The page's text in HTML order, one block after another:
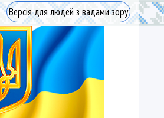
Версія для людей з вадами зору